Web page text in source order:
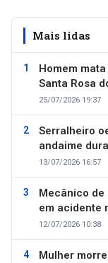
Mais lidas
Homem
Santa Rosa
25/07/2026 19:37
Serralheiro
andaime
13/07/2026 16:57
Mecânico de
em acidente
12/07/2026 10:38
Mulher